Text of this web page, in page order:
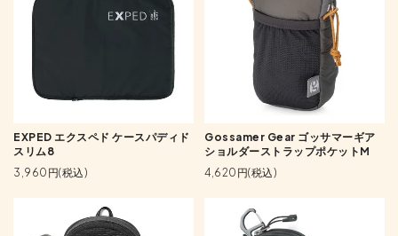
EXPED エクスペド ケースパディド
スリム8
3,960円(税込)
Gossamer Gear ゴッサマーギア
ショルダーストラップポケットM
4,620円(税込)